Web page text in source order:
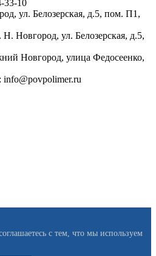
33-10
ул. Белозерская, д.5, пом. П1,
Н. Новгород, ул. Белозерская, д.5,
Новгород, улица Федосеенко,
info@povpolimer.ru
с тем, что мы используем